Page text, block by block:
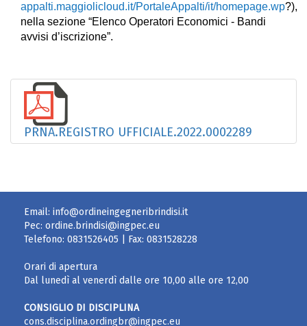
appalti.maggiolicloud.it/PortaleAppalti/it/homepage.wp?),
nella sezione “Elenco Operatori Economici - Bandi
avvisi d’iscrizione”.
PRNA.REGISTRO UFFICIALE.2022.0002289
Email: info@ordineingegneribrindisi.it
Pec: ordine.brindisi@ingpec.eu
Telefono: 0831526405 | Fax: 0831528228
Orari di apertura
Dal lunedì al venerdì dalle ore 10,00 alle ore 12,00
CONSIGLIO DI DISCIPLINA
cons.disciplina.ordingbr@ingpec.eu